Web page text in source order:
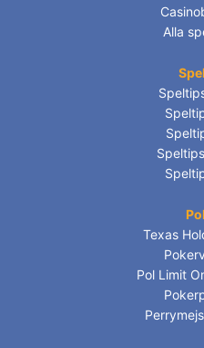
Alla
Texas
Pol Limit